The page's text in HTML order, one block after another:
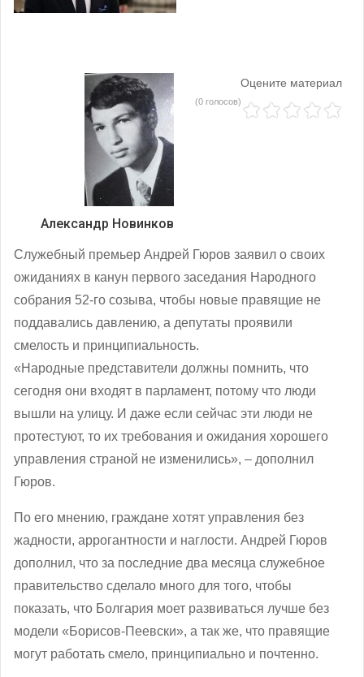
Александр Новинков
Оцените материал
(0 голосов)
Служебный премьер Андрей Гюров заявил о своих
ожиданиях в канун первого заседания Народного
собрания 52-го созыва, чтобы новые правящие не
поддавались давлению, а депутаты проявили
смелость и принципиальность.
«Народные представители должны помнить, что
сегодня они входят в парламент, потому что люди
вышли на улицу. И даже если сейчас эти люди не
протестуют, то их требования и ожидания хорошего
управления страной не изменились», – дополнил
Гюров.
По его мнению, граждане хотят управления без
жадности, аррогантности и наглости. Андрей Гюров
дополнил, что за последние два месяца служебное
правительство сделало много для того, чтобы
показать, что Болгария моет развиваться лучше без
модели «Борисов-Пеевски», а так же, что правящие
могут работать смело, принципиально и почтенно.